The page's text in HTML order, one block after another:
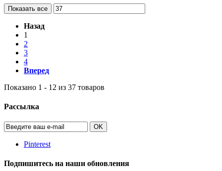
Показать все
Назад
1
2
3
4
Вперед
Показано 1 - 12 из 37 товаров
Рассылка
OK
Pinterest
Подпишитесь на наши обновления